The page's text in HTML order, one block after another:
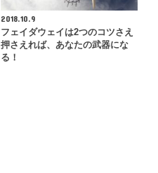
2018.10.9
フェイダウェイは2つのコツさえ
押さえれば、あなたの武器にな
る！